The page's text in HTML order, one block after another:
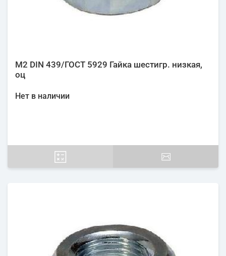
М2 DIN 439/ГОСТ 5929 Гайка шестигр. низкая,
оц
Нет в наличии